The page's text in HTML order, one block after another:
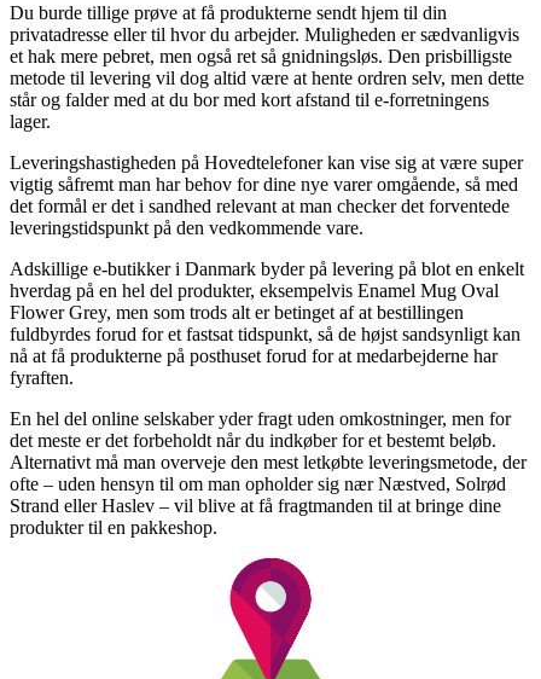
Du burde tillige prøve at få produkterne sendt hjem til din
privatadresse eller til hvor du arbejder. Muligheden er sædvanligvis
et hak mere pebret, men også ret så gnidningsløs. Den prisbilligste
metode til levering vil dog altid være at hente ordren selv, men dette
står og falder med at du bor med kort afstand til e-forretningens
lager.
Leveringshastigheden på Hovedtelefoner kan vise sig at være super
vigtig såfremt man har behov for dine nye varer omgående, så med
det formål er det i sandhed relevant at man checker det forventede
leveringstidspunkt på den vedkommende vare.
Adskillige e-butikker i Danmark byder på levering på blot en enkelt
hverdag på en hel del produkter, eksempelvis Enamel Mug Oval
Flower Grey, men som trods alt er betinget af at bestillingen
fuldbyrdes forud for et fastsat tidspunkt, så de højst sandsynligt kan
nå at få produkterne på posthuset forud for at medarbejderne har
fyraften.
En hel del online selskaber yder fragt uden omkostninger, men for
det meste er det forbeholdt når du indkøber for et bestemt beløb.
Alternativt må man overveje den mest letkøbte leveringsmetode, der
ofte – uden hensyn til om man opholder sig nær Næstved, Solrød
Strand eller Haslev – vil blive at få fragtmanden til at bringe dine
produkter til en pakkeshop.